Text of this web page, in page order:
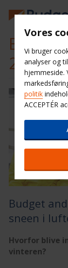
Betal
20%
Budget
sneen i
Hvorfor blive
vinteren?
Vores
Vi bruger
analyser og
hjemmeside.
politik
ACCEPTÉR